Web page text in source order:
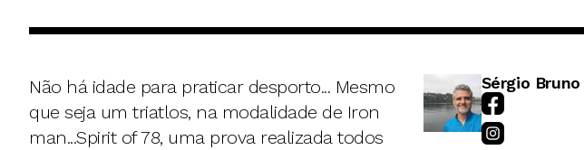
Não há idade para praticar desporto... Mesmo
que seja um triatlos, na modalidade de Iron
man...Spirit of 78, uma prova realizada todos
Sérgio Bruno